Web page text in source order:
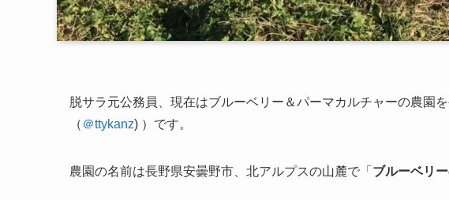
脱サラ元公務員、現在はブルーベリー＆パーマカルチャーの農園
（ ＠ttykanz) ）です。
農園の名前は長野県安曇野市、北アルプスの山麓で「 ブルーベリ